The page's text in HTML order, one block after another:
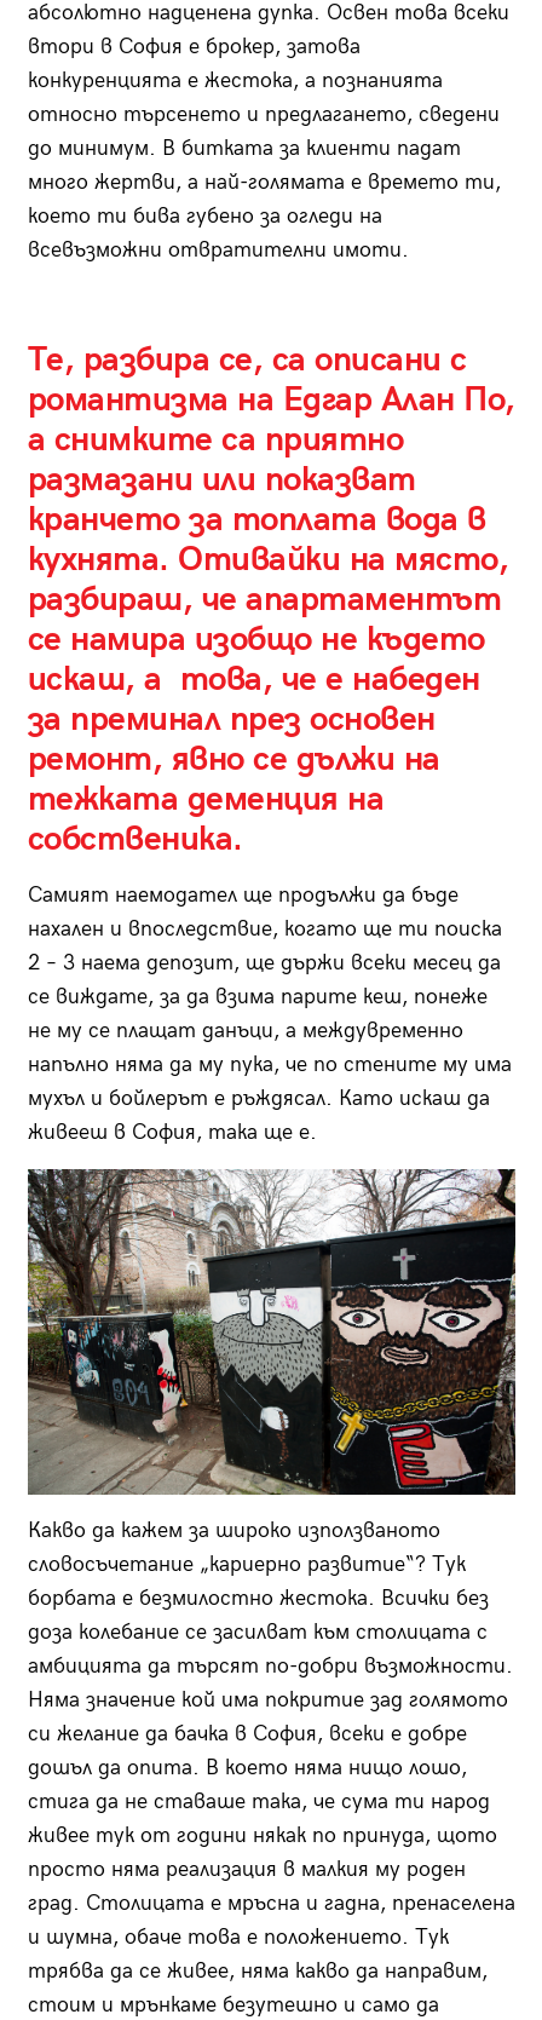
абсолютно надценена дупка. Освен това всеки
втори в София е брокер, затова
конкуренцията е жестока, а познанията
относно търсенето и предлагането, сведени
до минимум. В битката за клиенти падат
много жертви, а най-голямата е времето ти,
което ти бива губено за огледи на
всевъзможни отвратителни имоти.
Те, разбира се, са описани с
романтизма на Едгар Алан По,
а снимките са приятно
размазани или показват
кранчето за топлата вода в
кухнята. Отивайки на място,
разбираш, че апартаментът
се намира изобщо не където
искаш, а това, че е набеден
за преминал през основен
ремонт, явно се дължи на
тежката деменция на
собственика.
Самият наемодател ще продължи да бъде
нахален и впоследствие, когато ще ти поиска
2 – 3 наема депозит, ще държи всеки месец да
се виждате, за да взима парите кеш, понеже
не му се плащат данъци, а междувременно
напълно няма да му пука, че по стените му има
мухъл и бойлерът е ръждясал. Като искаш да
живееш в София, така ще е.
Какво да кажем за широко използваното
словосъчетание „кариерно развитие“? Тук
борбата е безмилостно жестока. Всички без
доза колебание се засилват към столицата с
амбицията да търсят по-добри възможности.
Няма значение кой има покритие зад голямото
си желание да бачка в София, всеки е добре
дошъл да опита. В което няма нищо лошо,
стига да не ставаше така, че сума ти народ
живее тук от години някак по принуда, щото
просто няма реализация в малкия му роден
град. Столицата е мръсна и гадна, пренаселена
и шумна, обаче това е положението. Тук
трябва да се живее, няма какво да направим,
стоим и мрънкаме безутешно и само да